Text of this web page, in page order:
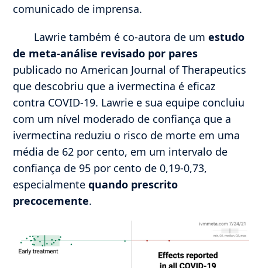
comunicado de imprensa.
Lawrie também é co-autora de umestudo
de meta-análise revisado por pares
publicado no American Journal of Therapeutics
que descobriu que a ivermectina é eficaz
contra COVID-19. Lawrie e sua equipe concluiu
com um nível moderado de confiança que a
ivermectina reduziu o risco de morte em uma
média de 62 por cento, em um intervalo de
confiança de 95 por cento de 0,19-0,73,
especialmentequando prescrito
precocemente.